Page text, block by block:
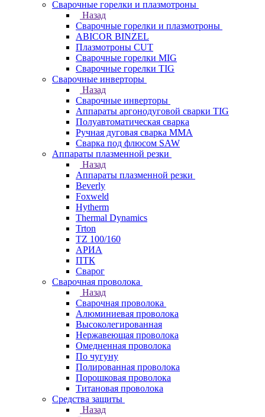
Сварочные горелки и плазмотроны
Назад
Сварочные горелки и плазмотроны
ABICOR BINZEL
Плазмотроны CUT
Сварочные горелки MIG
Сварочные горелки TIG
Сварочные инверторы
Назад
Сварочные инверторы
Аппараты аргонодуговой сварки TIG
Полуавтоматическая сварка
Ручная дуговая сварка MMA
Сварка под флюсом SAW
Аппараты плазменной резки
Назад
Аппараты плазменной резки
Beverly
Foxweld
Hytherm
Thermal Dynamics
Trton
TZ 100/160
АРИА
ПТК
Сварог
Сварочная проволока
Назад
Сварочная проволока
Алюминиевая проволока
Высоколегированная
Нержавеющая проволока
Омедненная проволока
По чугуну
Полированная проволока
Порошковая проволока
Титановая проволока
Средства защиты
Назад